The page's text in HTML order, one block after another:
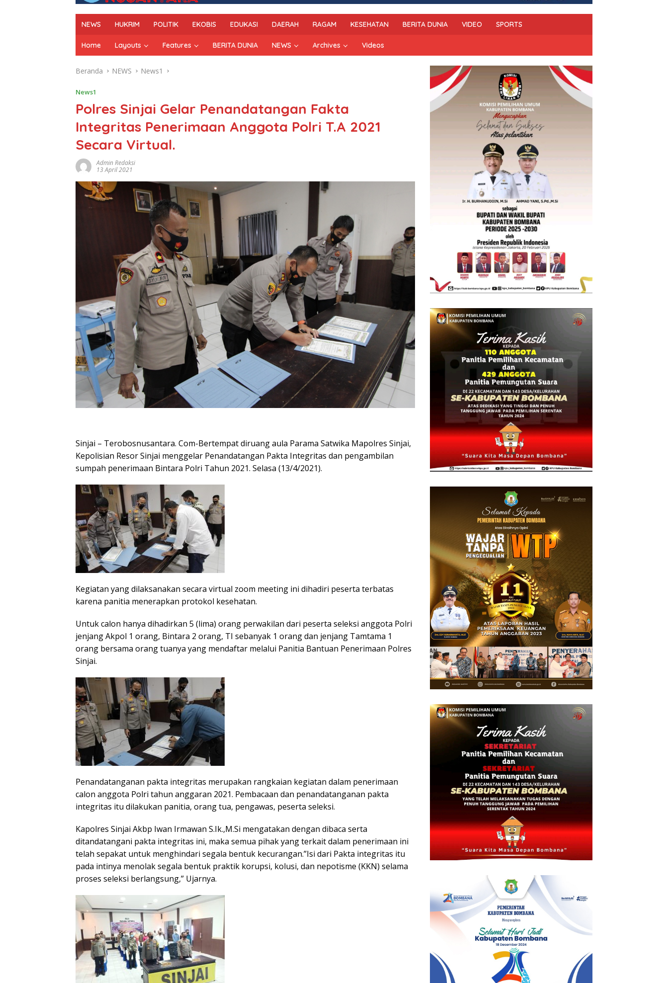
NEWS HUKRIM POLITIK EKOBIS EDUKASI DAERAH RAGAM KESEHATAN BERITA DUNIA VIDEO SPORTS
Home Layouts Features BERITA DUNIA NEWS Archives Videos
Beranda NEWS News1
News1
Polres Sinjai Gelar Penandatangan Fakta
Integritas Penerimaan Anggota Polri T.A 2021
Secara Virtual.
Admin Redaksi
13 April 2021
Sinjai – Terobosnusantara. Com-Bertempat diruang aula Parama Satwika Mapolres Sinjai,
Kepolisian Resor Sinjai menggelar Penandatangan Pakta Integritas dan pengambilan
sumpah penerimaan Bintara Polri Tahun 2021. Selasa (13/4/2021).
Kegiatan yang dilaksanakan secara virtual zoom meeting ini dihadiri peserta terbatas
karena panitia menerapkan protokol kesehatan.
Untuk calon hanya dihadirkan 5 (lima) orang perwakilan dari peserta seleksi anggota Polri
jenjang Akpol 1 orang, Bintara 2 orang, TI sebanyak 1 orang dan jenjang Tamtama 1
orang bersama orang tuanya yang mendaftar melalui Panitia Bantuan Penerimaan Polres
Sinjai.
Penandatanganan pakta integritas merupakan rangkaian kegiatan dalam penerimaan
calon anggota Polri tahun anggaran 2021. Pembacaan dan penandatanganan pakta
integritas itu dilakukan panitia, orang tua, pengawas, peserta seleksi.
Kapolres Sinjai Akbp Iwan Irmawan S.Ik.,M.Si mengatakan dengan dibaca serta
ditandatangani pakta integritas ini, maka semua pihak yang terkait dalam penerimaan ini
telah sepakat untuk menghindari segala bentuk kecurangan.”Isi dari Pakta integritas itu
pada intinya menolak segala bentuk praktik korupsi, kolusi, dan nepotisme (KKN) selama
proses seleksi berlangsung,” Ujarnya.